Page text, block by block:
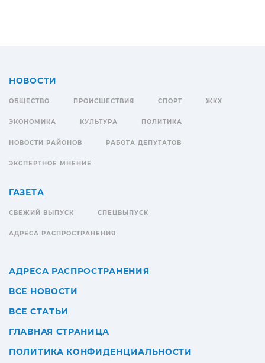
НОВОСТИ
ОБЩЕСТВО ПРОИСШЕСТВИЯ СПОРТ ЖКХ
ЭКОНОМИКА КУЛЬТУРА ПОЛИТИКА
НОВОСТИ РАЙОНОВ РАБОТА ДЕПУТАТОВ
ЭКСПЕРТНОЕ МНЕНИЕ
ГАЗЕТА
СВЕЖИЙ ВЫПУСК СПЕЦВЫПУСК
АДРЕСА РАСПРОСТРАНЕНИЯ
АДРЕСА РАСПРОСТРАНЕНИЯ
ВСЕ НОВОСТИ
ВСЕ СТАТЬИ
ГЛАВНАЯ СТРАНИЦА
ПОЛИТИКА КОНФИДЕНЦИАЛЬНОСТИ